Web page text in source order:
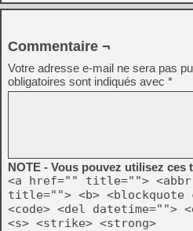
Commentaire ¬
Votre adresse e-mail ne sera pas
obligatoires sont indiqués avec *
NOTE - Vous pouvez utilisez ces
<a href="" title="">
title=""> <b>
<code> <del datetime="">
<s> <strike> <strong>